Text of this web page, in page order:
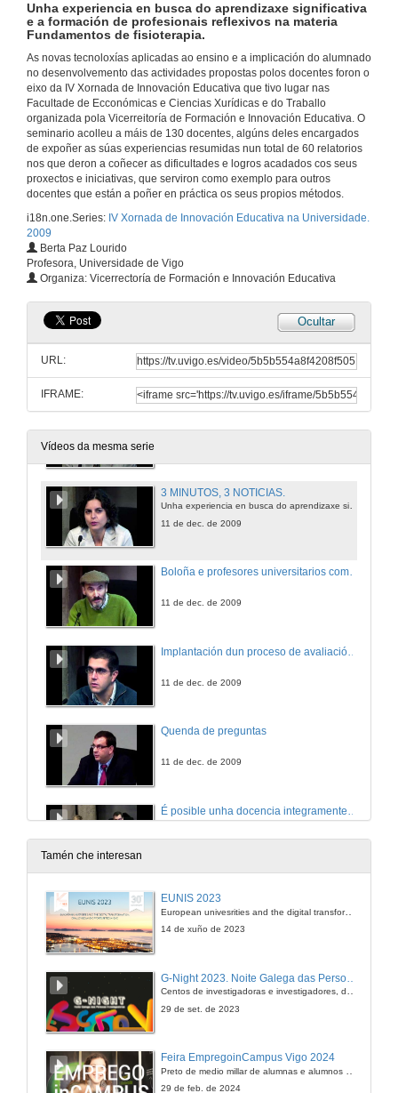
Unha experiencia en busca do aprendizaxe significativa
e a formación de profesionais reflexivos na materia
Fundamentos de fisioterapia.
As novas tecnoloxías aplicadas ao ensino e a implicación do alumnado
no desenvolvemento das actividades propostas polos docentes foron o
eixo da IV Xornada de Innovación Educativa que tivo lugar nas
Facultade de Ecconómicas e Ciencias Xurídicas e do Traballo
organizada pola Vicerreitoría de Formación e Innovación Educativa. O
seminario acolleu a máis de 130 docentes, algúns deles encargados
de expoñer as súas experiencias resumidas nun total de 60 relatorios
nos que deron a coñecer as dificultades e logros acadados cos seus
proxectos e iniciativas, que serviron como exemplo para outros
docentes que están a poñer en práctica os seus propios métodos.
i18n.one.Series: IV Xornada de Innovación Educativa na Universidade.
2009
Berta Paz Lourido
Profesora, Universidade de Vigo
Organiza: Vicerrectoría de Formación e Innovación Educativa
Ocultar
URL:
IFRAME:
Vídeos da mesma serie
Aplicación practica das tecnoloxías audiovisuais en rede para a docencia dunha materia regrada de Enxeñaría Industrial
11 de dec. de 2009
11 de dec. de 2009
11 de dec. de 2009
Xogo de rol. Responsabilidade administrativa.
3 MINUTOS, 3 NOTICIAS.
Unha experiencia en busca do aprendizaxe significativa e a formación de profesionais reflexivos na materia Fundamentos de fisioterapia.
11 de dec. de 2009
Boloña e profesores universitarios como propiciadores do cambio de paradigma necesario para a sociedade do século XXI.
11 de dec. de 2009
11 de dec. de 2009
Quenda de preguntas
11 de dec. de 2009
O caso do Título Propio en Información Técnica do Medicamento.
11 de dec. de 2009
Tamén che interesan
EUNIS 2023
European univesrities and the digital transformation: challenges and opportunities ahead
14 de xuño de 2023
Centos de investigadoras e investigadores, decenas de actividades e sete cidades
29 de set. de 2023
Feira EmpregoinCampus Vigo 2024
29 de feb. de 2024